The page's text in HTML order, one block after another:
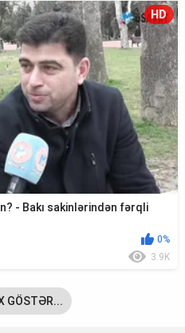
HD
- Bakı sakinlərindən fərqli
0%
3.9K
GÖSTƏR...